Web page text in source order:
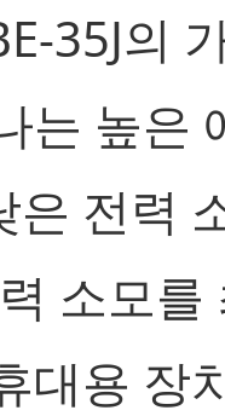
35J의
는 높은
은 전력
소모를
대용 장